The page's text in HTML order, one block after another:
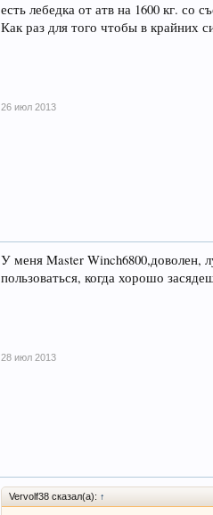
есть лебедка от атв на 1600 кг. со
Как раз для того чтобы в крайних
26 июл 2013
У меня Master Winch6800,доволен,
пользоваться, когда хорошо
28 июл 2013
Vervolf38 сказал(а): ↑